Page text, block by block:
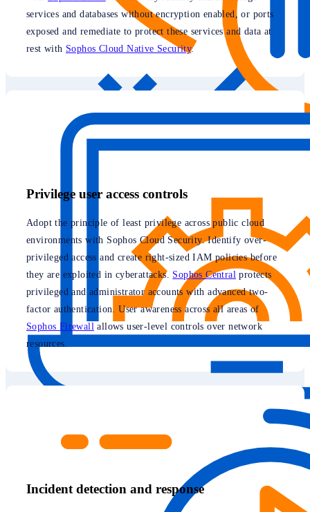
services and databases without encryption enabled, or ports
exposed and remediate to protect these services and data at
rest with Sophos Cloud Native Security.
Privilege user access controls
Adopt the principle of least privilege across public cloud
environments with Sophos Cloud Security. Identify over-
privileged access and create right-sized IAM policies before
they are exploited in cyberattacks. Sophos Central protects
privileged and administrator accounts with advanced two-
factor authentication. User awareness across all areas of
Sophos Firewall allows user-level controls over network
resources.
Incident detection and response